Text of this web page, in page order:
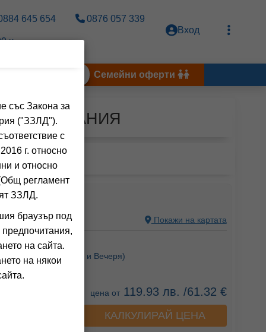
645 654 0876 057 339
ч.
Вход
Семейни оферти
АЛБАНИЯ
Покажи на картата
на клиенти)
(Закуска и Вечеря)
цена от119.93 лв. /61.32 €
КАЛКУЛИРАЙ ЦЕНА
със Закона за
("ЗЗЛД").
с
г. относно
и относно
регламент
ЗЗЛД.
браузър под
на сайта.
на някои